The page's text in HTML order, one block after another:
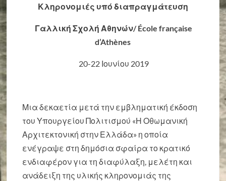
Κληρονομιές υπό διαπραγμάτευση
Γαλλική Σχολή Αθηνών/École française
d’Athènes
20-22 Ιουνίου 2019
Μια δεκαετία μετά την εμβληματική έκδοση
του Υπουργείου Πολιτισμού «Η Οθωμανική
Αρχιτεκτονική στην Ελλάδα» η οποία
ενέγραψε στη δημόσια σφαίρα το κρατικό
ενδιαφέρον για τη διαφύλαξη, μελέτη και
ανάδειξη της υλικής κληρονομιάς της